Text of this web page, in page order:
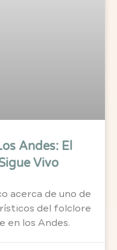
Andes: El
Vivo
acerca de uno de
del folclore
en los Andes.